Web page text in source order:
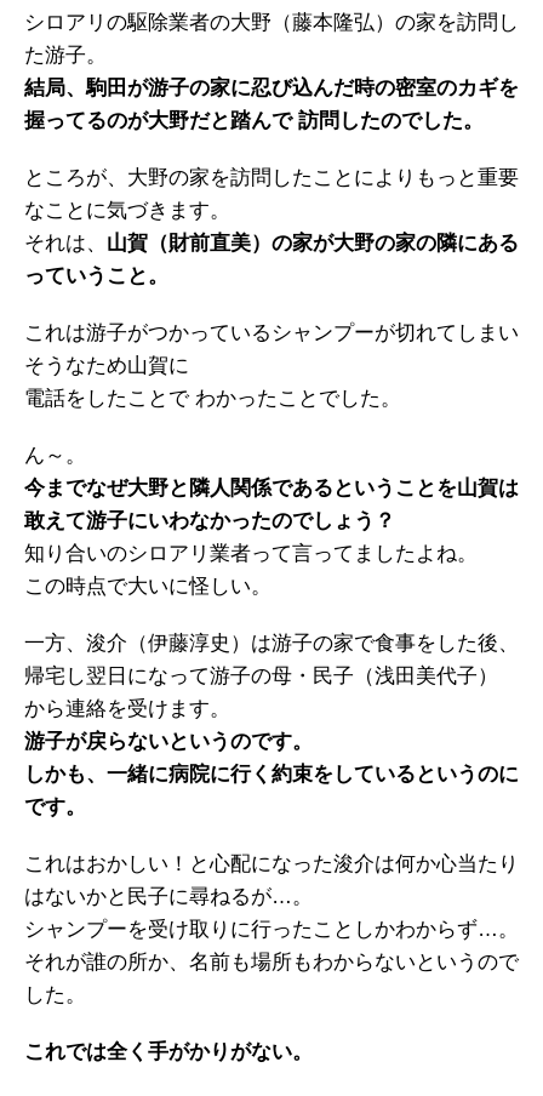
シロアリの駆除業者の大野（藤本隆弘）の家を訪問し
た游子。
結局、駒田が游子の家に忍び込んだ時の密室のカギを
握ってるのが大野だと踏んで 訪問したのでした。
ところが、大野の家を訪問したことによりもっと重要
なことに気づきます。
それは、 山賀（財前直美）の家が大野の家の隣にある
っていうこと。
これは游子がつかっているシャンプーが切れてしまい
そうなため山賀に
電話をしたことで わかったことでした。
ん～。
今までなぜ大野と隣人関係であるということを山賀は
敢えて游子にいわなかったのでしょう？
知り合いのシロアリ業者って言ってましたよね。
この時点で大いに怪しい。
一方、浚介（伊藤淳史）は游子の家で食事をした後、
帰宅し翌日になって游子の母・民子（浅田美代子）
から連絡を受けます。
游子が戻らないというのです。
しかも、一緒に病院に行く約束をしているというのに
です。
これはおかしい！と心配になった浚介は何か心当たり
はないかと民子に尋ねるが…。
シャンプーを受け取りに行ったことしかわからず…。
それが誰の所か、名前も場所もわからないというので
した。
これでは全く手がかりがない。